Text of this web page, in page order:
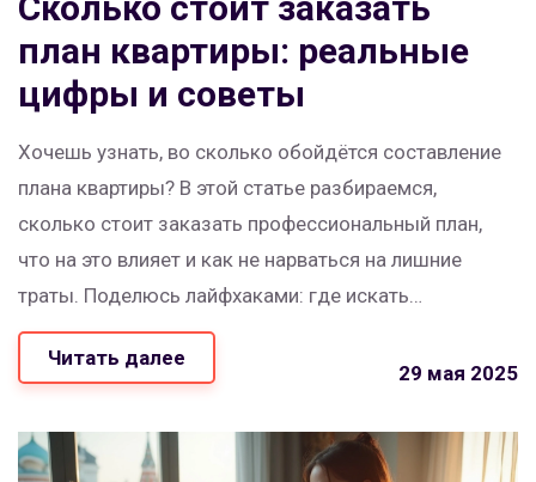
план квартиры: реальные
цифры и советы
Хочешь узнать, во сколько обойдётся составление
плана квартиры? В этой статье разбираемся,
сколько стоит заказать профессиональный план,
что на это влияет и как не нарваться на лишние
траты. Поделюсь лайфхаками: где искать
специалистов, какие детали обсудить на старте и как
не переплатить. Всё честно, без сухой теории и
действовать.
Читать далее
29 мая 2025